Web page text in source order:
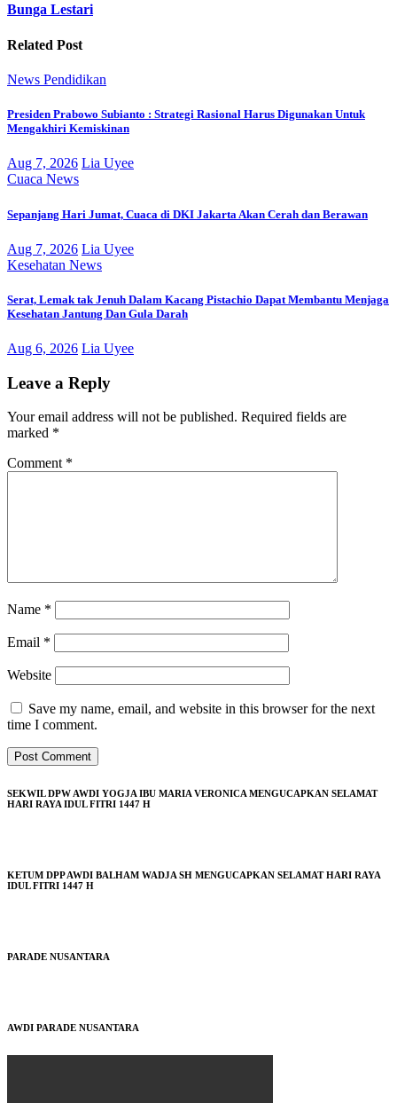
Bunga Lestari
Related Post
News Pendidikan
Presiden Prabowo Subianto : Strategi Rasional Harus Digunakan Untuk
Mengakhiri Kemiskinan
Aug 7, 2026 Lia Uyee
Cuaca News
Sepanjang Hari Jumat, Cuaca di DKI Jakarta Akan Cerah dan Berawan
Aug 7, 2026 Lia Uyee
Kesehatan News
Serat, Lemak tak Jenuh Dalam Kacang Pistachio Dapat Membantu Menjaga
Kesehatan Jantung Dan Gula Darah
Aug 6, 2026 Lia Uyee
Leave a Reply
Your email address will not be published. Required fields are
marked *
Comment *
Name *
Email *
Website
Save my name, email, and website in this browser for the next
time I comment.
SEKWIL DPW AWDI YOGJA IBU MARIA VERONICA MENGUCAPKAN SELAMAT
HARI RAYA IDUL FITRI 1447 H
KETUM DPP AWDI BALHAM WADJA SH MENGUCAPKAN SELAMAT HARI RAYA
IDUL FITRI 1447 H
PARADE NUSANTARA
AWDI PARADE NUSANTARA